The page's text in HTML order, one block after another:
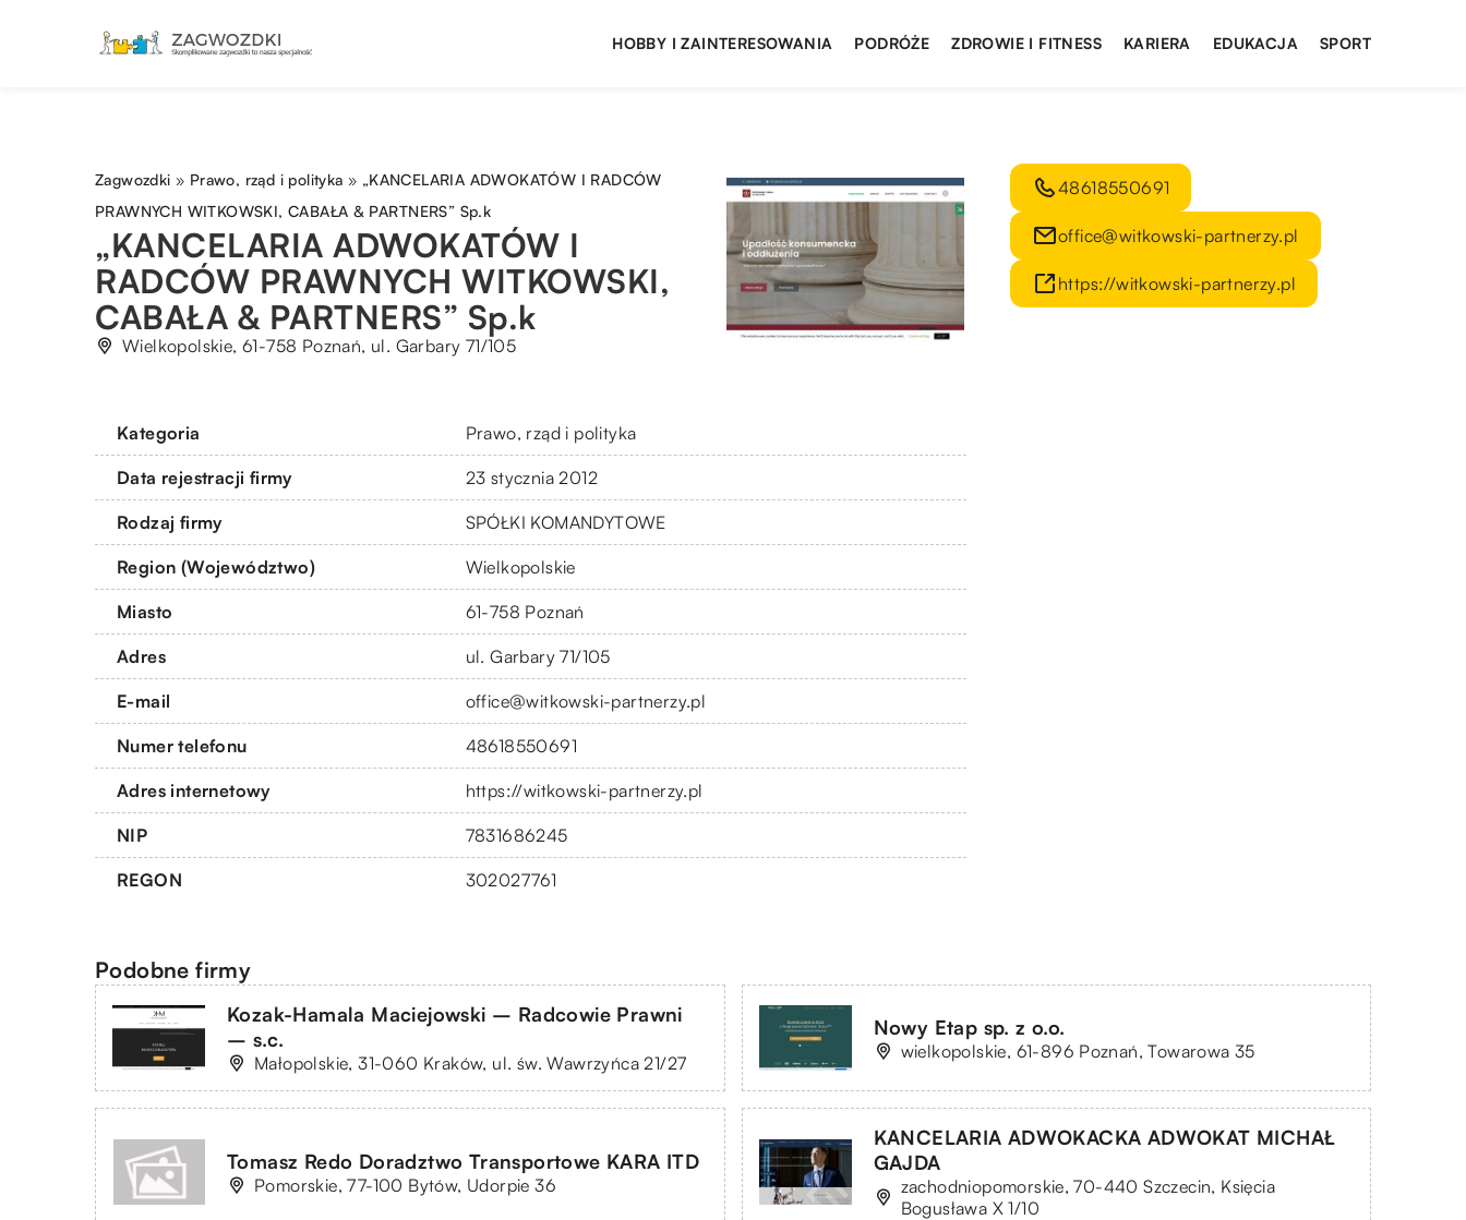
HOBBY I ZAINTERESOWANIA PODRÓŻE ZDROWIE I FITNESS KARIERA EDUKACJA SPORT
Zagwozdki » Prawo, rząd i polityka » „KANCELARIA ADWOKATÓW I RADCÓW
PRAWNYCH WITKOWSKI, CABAŁA & PARTNERS” Sp.k
„KANCELARIA ADWOKATÓW I
RADCÓW PRAWNYCH WITKOWSKI,
CABAŁA & PARTNERS” Sp.k
Wielkopolskie, 61-758 Poznań, ul. Garbary 71/105
Kategoria Prawo, rząd i polityka
Data rejestracji firmy 23 stycznia 2012
Rodzaj firmy SPÓŁKI KOMANDYTOWE
Region (Województwo) Wielkopolskie
Miasto 61-758 Poznań
Adres ul. Garbary 71/105
E-mail office@witkowski-partnerzy.pl
Numer telefonu 48618550691
Adres internetowy https://witkowski-partnerzy.pl
NIP 7831686245
REGON 302027761
48618550691
office@witkowski-partnerzy.pl
https://witkowski-partnerzy.pl
Podobne firmy
Kozak-Hamala Maciejowski – Radcowie Prawni
– s.c.
Małopolskie, 31-060 Kraków, ul. św. Wawrzyńca 21/27
Nowy Etap sp. z o.o.
wielkopolskie, 61-896 Poznań, Towarowa 35
Tomasz Redo Doradztwo Transportowe KARA ITD
Pomorskie, 77-100 Bytów, Udorpie 36
KANCELARIA ADWOKACKA ADWOKAT MICHAŁ
GAJDA
zachodniopomorskie, 70-440 Szczecin, Księcia
Bogusława X 1/10